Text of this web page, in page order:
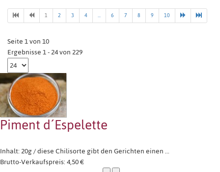
1 2 3 4 ... 6 7 8 9 10
Seite 1 von 10
Ergebnisse 1 - 24 von 229
Piment d´Espelette
Inhalt: 20g / diese Chilisorte gibt den Gerichten einen ...
Brutto-Verkaufspreis:4,50 €